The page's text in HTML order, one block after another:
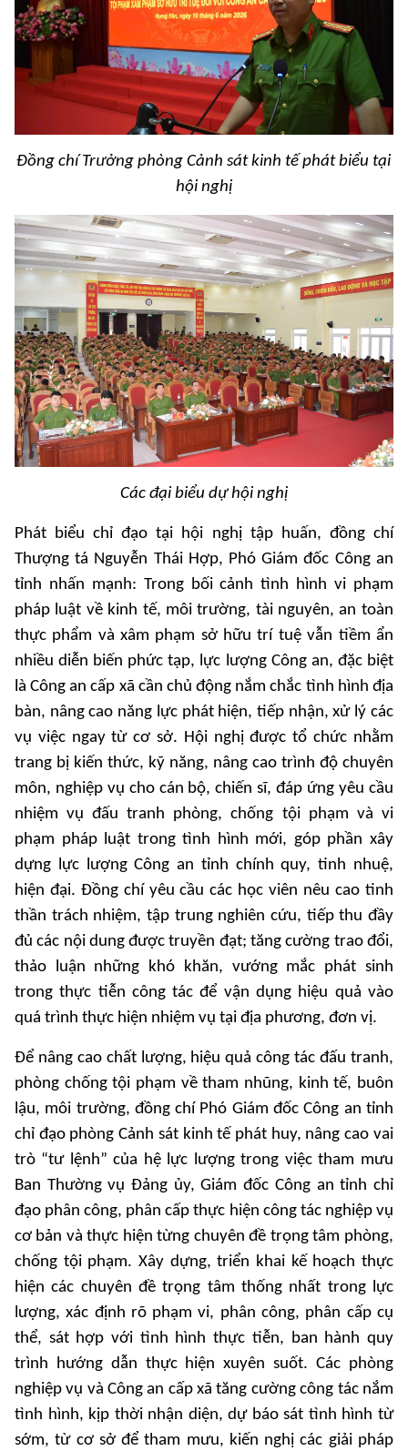
Đồng chí Trưởng phòng Cảnh sát kinh tế phát biểu tại
hội nghị
Các đại biểu dự hội nghị
Phát biểu chỉ đạo tại hội nghị tập huấn, đồng chí
Thượng tá Nguyễn Thái Hợp, Phó Giám đốc Công an
tỉnh nhấn mạnh: Trong bối cảnh tình hình vi phạm
pháp luật về kinh tế, môi trường, tài nguyên, an toàn
thực phẩm và xâm phạm sở hữu trí tuệ vẫn tiềm ẩn
nhiều diễn biến phức tạp, lực lượng Công an, đặc biệt
là Công an cấp xã cần chủ động nắm chắc tình hình địa
bàn, nâng cao năng lực phát hiện, tiếp nhận, xử lý các
vụ việc ngay từ cơ sở. Hội nghị được tổ chức nhằm
trang bị kiến thức, kỹ năng, nâng cao trình độ chuyên
môn, nghiệp vụ cho cán bộ, chiến sĩ, đáp ứng yêu cầu
nhiệm vụ đấu tranh phòng, chống tội phạm và vi
phạm pháp luật trong tình hình mới, góp phần xây
dựng lực lượng Công an tỉnh chính quy, tinh nhuệ,
hiện đại. Đồng chí yêu cầu các học viên nêu cao tinh
thần trách nhiệm, tập trung nghiên cứu, tiếp thu đầy
đủ các nội dung được truyền đạt; tăng cường trao đổi,
thảo luận những khó khăn, vướng mắc phát sinh
trong thực tiễn công tác để vận dụng hiệu quả vào
quá trình thực hiện nhiệm vụ tại địa phương, đơn vị.
Để nâng cao chất lượng, hiệu quả công tác đấu tranh,
phòng chống tội phạm về tham nhũng, kinh tế, buôn
lậu, môi trường, đồng chí Phó Giám đốc Công an tỉnh
chỉ đạo phòng Cảnh sát kinh tế phát huy, nâng cao vai
trò “tư lệnh” của hệ lực lượng trong việc tham mưu
Ban Thường vụ Đảng ủy, Giám đốc Công an tỉnh chỉ
đạo phân công, phân cấp thực hiện công tác nghiệp vụ
cơ bản và thực hiện từng chuyên đề trọng tâm phòng,
chống tội phạm. Xây dựng, triển khai kế hoạch thực
hiện các chuyên đề trọng tâm thống nhất trong lực
lượng, xác định rõ phạm vi, phân công, phân cấp cụ
thể, sát hợp với tình hình thực tiễn, ban hành quy
trình hướng dẫn thực hiện xuyên suốt. Các phòng
nghiệp vụ và Công an cấp xã tăng cường công tác nắm
tình hình, kịp thời nhận diện, dự báo sát tình hình từ
sớm, từ cơ sở để tham mưu, kiến nghị các giải pháp